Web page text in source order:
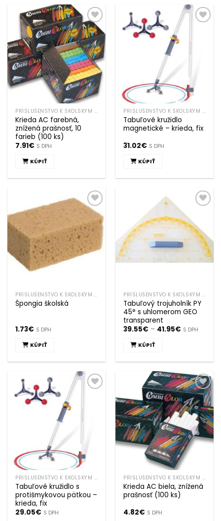
Pridať k
obľúbeným
PRÍSLUŠENSTVO K ŠKOLSKÝM TABULIAM
Krieda AC farebná,
znížená prašnosť, 10
farieb (100 ks)
7.91€ S DPH
KÚPIŤ
obľúbeným
PRÍSLUŠENSTVO K ŠKOLSKÝM TABULIAM
Tabuľové kružidlo
magnetické – krieda, fix
31.02€ S DPH
KÚPIŤ
Pridať k
obľúbeným
PRÍSLUŠENSTVO K ŠKOLSKÝM TABULIAM
Špongia školská
1.73€ S DPH
KÚPIŤ
Pridať k
obľúbeným
PRÍSLUŠENSTVO K ŠKOLSKÝM TABULIAM
Tabuľový trojuholník PY
45° s uhlomerom GEO
transparent
39.55€ – 41.95€Price
S DPH
KÚPIŤ
viacero
variantov.
Možnosti
si
môžete
vybrať
na
stránke
obľúbeným
PRÍSLUŠENSTVO K ŠKOLSKÝM TABULIAM
Tabuľové kružidlo s
protišmykovou pätkou –
krieda, fix
29.05€ S DPH
Pridať k
obľúbeným
PRÍSLUŠENSTVO K ŠKOLSKÝM TABULIAM
Krieda AC biela, znížená
prašnosť (100 ks)
4.82€ S DPH